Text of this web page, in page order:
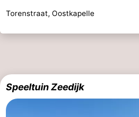
Torenstraat, Oostkapelle
Speeltuin Zeedijk